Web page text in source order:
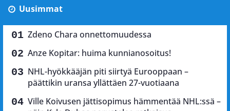
Uusimmat
Zdeno Chara onnettomuudessa
Anze Kopitar: huima kunnianosoitus!
NHL-hyökkääjän piti siirtyä Eurooppaan –
päättikin uransa yllättäen 27-vuotiaana
Ville Koivusen jättisopimus hämmentää NHL:ssä –